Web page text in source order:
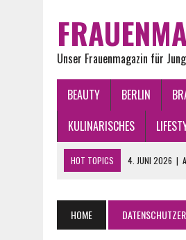
Unser Frauenmagazin für
BEAUTY BERLIN
KULINARISCHES
HOT TOPICS 4. JUNI 2026 |
21. APRIL 2026 | BERLIN PLZ
HOME